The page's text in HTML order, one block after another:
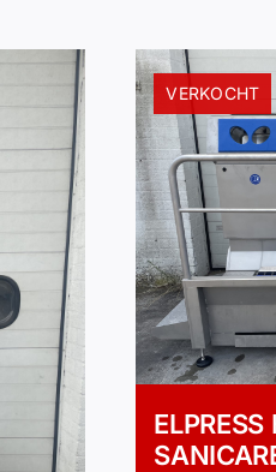
VERKOCHT